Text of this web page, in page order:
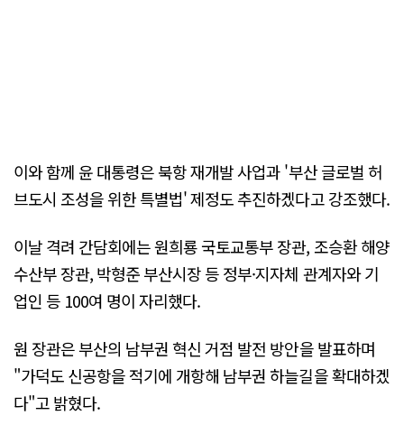
이와 함께 윤 대통령은 북항 재개발 사업과 '부산 글로벌 허
브도시 조성을 위한 특별법' 제정도 추진하겠다고 강조했다.
이날 격려 간담회에는 원희룡 국토교통부 장관, 조승환 해양
수산부 장관, 박형준 부산시장 등 정부·지자체 관계자와 기
업인 등 100여 명이 자리했다.
원 장관은 부산의 남부권 혁신 거점 발전 방안을 발표하며
"가덕도 신공항을 적기에 개항해 남부권 하늘길을 확대하겠
다"고 밝혔다.